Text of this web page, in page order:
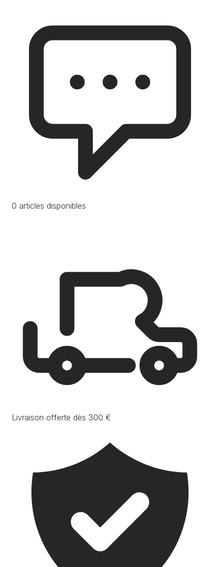
0 articles disponibles
Livraison offerte dès 300 €